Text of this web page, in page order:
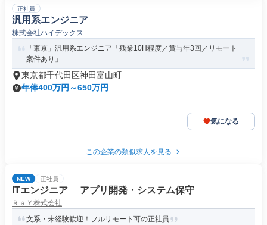
正社員
汎用系エンジニア
株式会社ハイデックス
「東京」汎用系エンジニア「残業10H程度／賞与年3回／リモート
案件あり」
東京都千代田区神田富山町
年俸400万円～650万円
気になる
この企業の類似求人を見る
NEW 正社員
ITエンジニア アプリ開発・システム保守
ＲａＹ株式会社
文系・未経験歓迎！フルリモート可の正社員